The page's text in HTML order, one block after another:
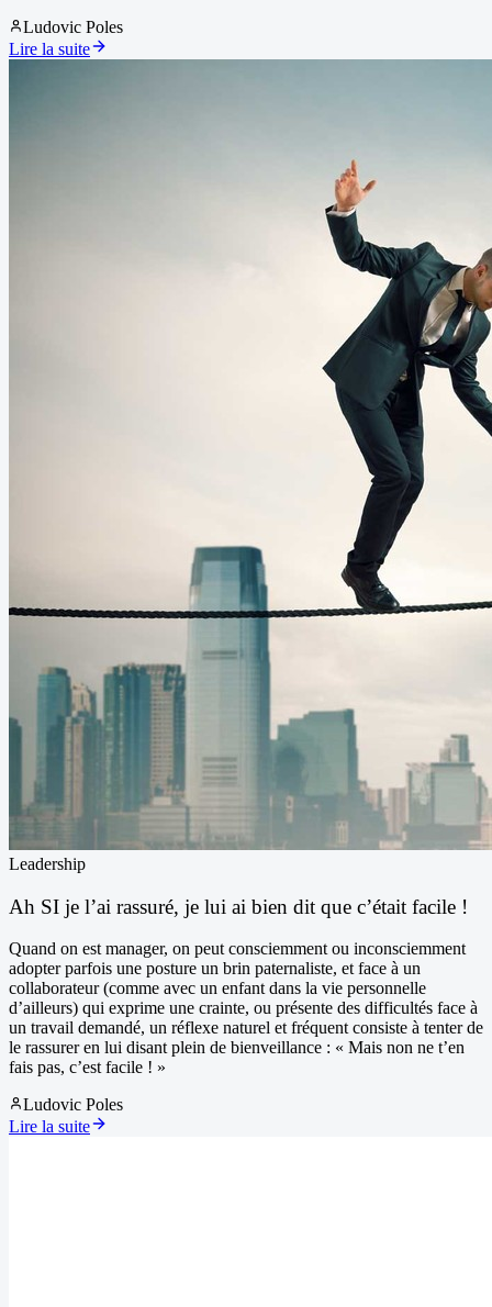
Ludovic Poles
Lire la suite
Leadership
Ah SI je l’ai rassuré, je lui ai bien dit que c’était facile !
Quand on est manager, on peut consciemment ou inconsciemment
adopter parfois une posture un brin paternaliste, et face à un
collaborateur (comme avec un enfant dans la vie personnelle
d’ailleurs) qui exprime une crainte, ou présente des difficultés face à
un travail demandé, un réflexe naturel et fréquent consiste à tenter de
le rassurer en lui disant plein de bienveillance : « Mais non ne t’en
fais pas, c’est facile ! »
Ludovic Poles
Lire la suite